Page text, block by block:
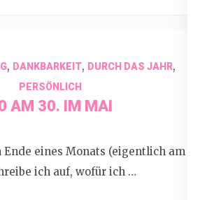
, DANKBARKEIT, DURCH DAS JAHR,
PERSÖNLICH
AM 30. IM MAI
Ende eines Monats (eigentlich am
ich auf, wofür ich …